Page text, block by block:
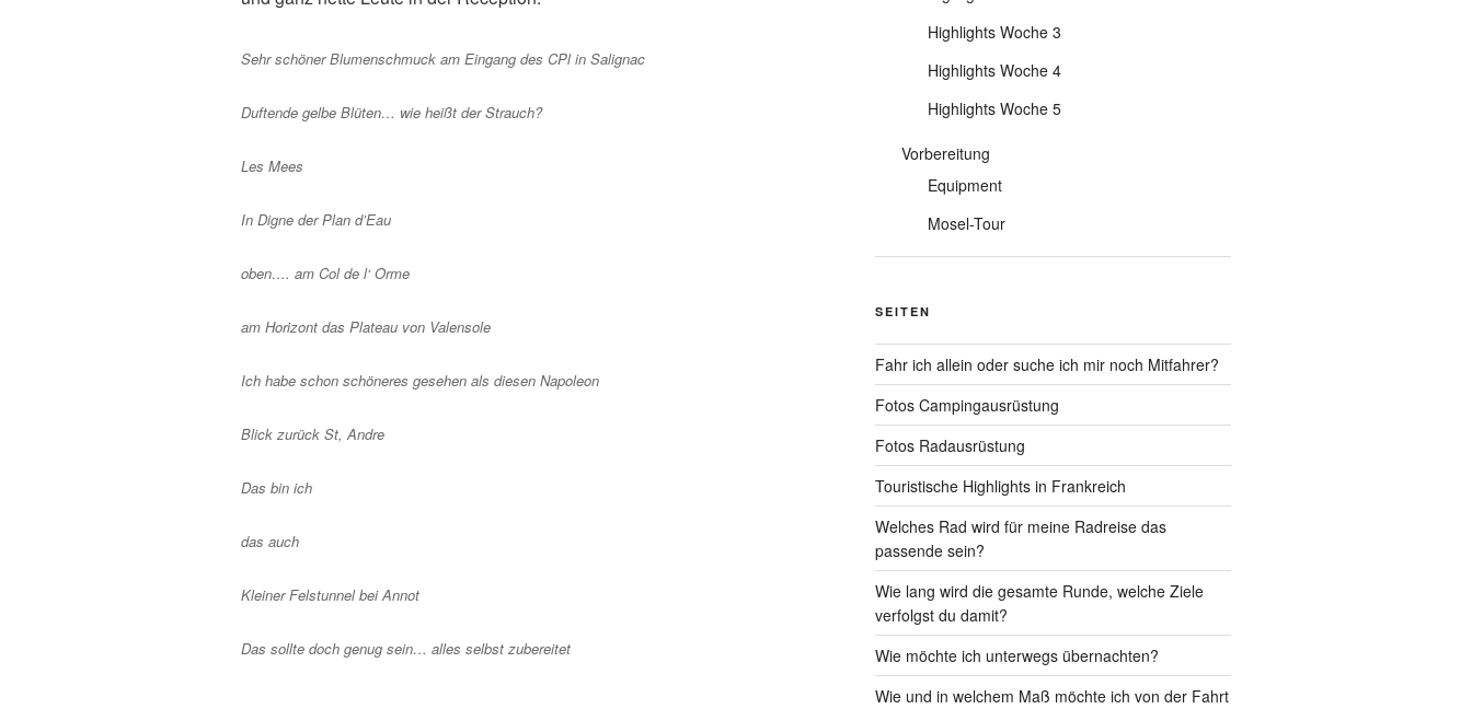
Sehr schöner Blumenschmuck am Eingang des CPl in Salignac
Duftende gelbe Blüten… wie heißt der Strauch?
Les Mees
In Digne der Plan d’Eau
oben…. am Col de l‘ Orme
am Horizont das Plateau von Valensole
Ich habe schon schöneres gesehen als diesen Napoleon
Blick zurück St, Andre
Das bin ich
das auch
Kleiner Felstunnel bei Annot
Das sollte doch genug sein… alles selbst zubereitet
Highlights Woche 3
Highlights Woche 4
Highlights Woche 5
Vorbereitung
Equipment
Mosel-Tour
SEITEN
Fahr ich allein oder suche ich mir noch Mitfahrer?
Fotos Campingausrüstung
Fotos Radausrüstung
Touristische Highlights in Frankreich
Welches Rad wird für meine Radreise das
passende sein?
Wie lang wird die gesamte Runde, welche Ziele
verfolgst du damit?
Wie möchte ich unterwegs übernachten?
Wie und in welchem Maß möchte ich von der Fahrt